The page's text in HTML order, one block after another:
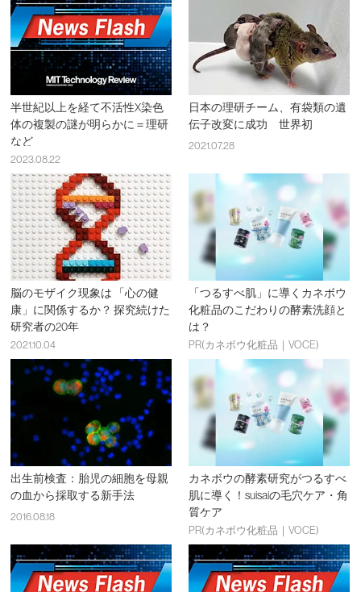
半世紀以上を経て不活性X染色
体の複製の謎が明らかに＝理研
など
2023.08.22
日本の理研チーム、有袋類の遺
伝子改変に成功 世界初
2021.07.28
脳のモザイク現象は 「心の健
康」に関係するか？ 探究続けた
研究者の20年
2021.10.04
「つるすべ肌」に導くカネボウ
化粧品のこだわりの酵素洗顔と
は？
PR(カネボウ化粧品｜VOCE)
出生前検査：胎児の細胞を母親
の血から採取する新手法
2016.08.18
カネボウの酵素研究がつるすべ
肌に導く！suisaiの毛穴ケア・角
質ケア
PR(カネボウ化粧品｜VOCE)